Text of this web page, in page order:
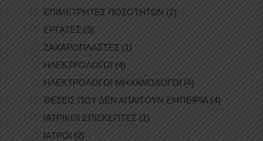
ΕΠΙΜΕΤΡΗΤΕΣ ΠΟΣΟΤΗΤΩΝ (2)
ΕΡΓΑΤΕΣ (3)
ΖΑΧΑΡΟΠΛΑΣΤΕΣ (1)
ΗΛΕΚΤΡΟΛΟΓΟΙ (4)
ΗΛΕΚΤΡΟΛΟΓΟΙ ΜΗΧΑΝΟΛΟΓΟΙ (4)
ΘΕΣΕΙΣ ΠΟΥ ΔΕΝ ΑΠΑΙΤΟΥΝ ΕΜΠΕΙΡΙΑ(4)
ΙΑΤΡΙΚΟΙ ΕΠΙΣΚΕΠΤΕΣ (1)
ΙΑΤΡΟΙ (2)